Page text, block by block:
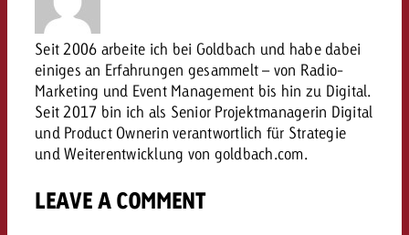
Demander une offre
votre campagne et souhaitez
combien cela coûte.
Demander une offre
votre campagne et souhaitez
combien cela coûte.
Demander une offre
Seit 2006 arbeite ich bei Goldbach und habe dabei
einiges an Erfahrungen gesammelt – von Radio-
Marketing und Event Management bis hin zu Digital.
Seit 2017 bin ich als Senior Projektmanagerin Digital
und Product Ownerin verantwortlich für Strategie
und Weiterentwicklung von goldbach.com.
LEAVE A COMMENT